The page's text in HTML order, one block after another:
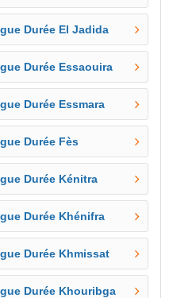
Durée El Jadida
Durée Essaouira
Durée Essmara
Durée Fès
Durée Kénitra
Durée Khénifra
Durée Khmissat
Durée Khouribga